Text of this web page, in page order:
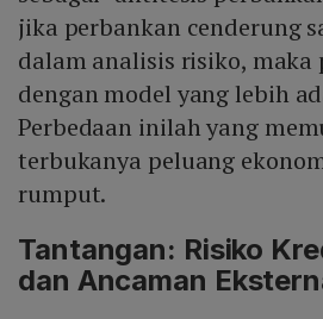
jika perbankan cenderung
dalam analisis risiko,
dengan model yang lebih
Perbedaan inilah yang
terbukanya peluang
rumput.
Tantangan: Risiko
dan Ancaman